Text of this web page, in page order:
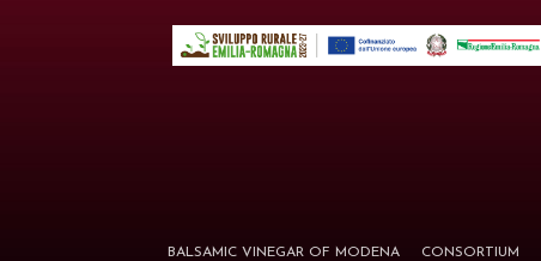
BALSAMIC VINEGAR OF MODENA CONSORTIUM